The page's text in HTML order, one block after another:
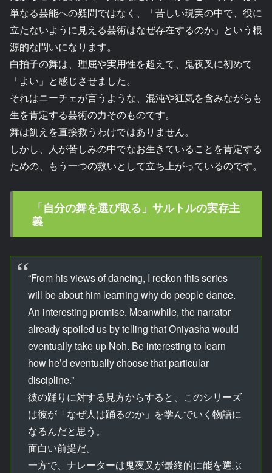
単なる芸能への疑問ではなく、「苦しい現実の中で、役に
立たないように見える芸術はなぜ存在するのか」という根
源的な問いになります。
白拍子の舞は、理屈や実用性を超えて、鬼夜叉に初めて
「よい」と感じさせました。
それはニーチェが言うような、混沌や狂気を含みながらも
生を肯定する芸術の力そのものです。
舞は飢えを直接救うわけではありません。
しかし、人が苦しみの中でなお生きていることを肯定する
ための、もう一つの救いとして立ち上がっているのです。
「自分の舞を選び取る」サルトルの実存主
義
“From his views of dancing, I reckon this series
will be about him learning why do people dance.
An interesting premise. Meanwhile, the narrator
already spoiled us by telling that Oniyasha would
eventually take up Noh. Be interesting to learn
how he’d eventually choose that particular
discipline.”
彼の踊りに対する見方からすると、このシリーズ
は彼が「なぜ人は踊るのか」を学んでいく物語に
なるんだと思う。
面白い前提だ。
一方で、ナレーターは鬼夜叉が最終的に能を選ぶ